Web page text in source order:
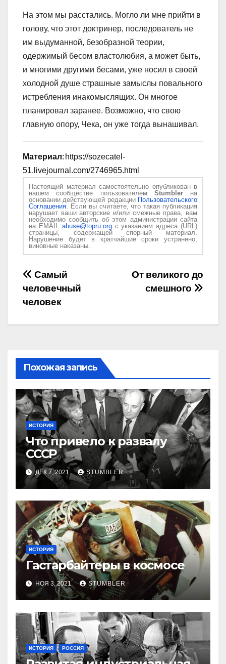
На этом мы расстались. Могло ли мне прийти в
голову, что этот доктринер, последователь не
им выдуманной, безобразной теории,
одержимый бесом властолюбия, а может быть,
и многими другими бесами, уже носил в своей
холодной душе страшные замыслы по­вального
истребления инакомыслящих. Он многое
планировал заранее. Возможно, что свою
главную опору, Чека, он уже тогда вынашивал.
Материал: https://sozecatel-
51.livejournal.com/2746965.html
Настоящий материал самостоятельно опубликован в
нашем сообществе пользователем Stumblerна
основании действующей редакции Пользовательского
Соглашения. Если вы считаете, что такая публикация
нарушает ваши авторские и/или смежные права, вам
необходимо сообщить об этом администрации сайта
на EMAIL abuse@topru.orgс указанием адреса (URL)
страницы, содержащей спорный материал.
Нарушение будет в кратчайшие сроки устранено,
виновные наказаны.
Навигация
по
записям
От великого до
смешного
Самый
человечный
человек
Похожая запись
ИСТОРИЯ
Что привело к развалу
СССР
ДЕК 7, 2021 STUMBLER
ИСТОРИЯ
Гастарбайтеры в космосе
НОЯ 3, 2021 STUMBLER
ИСТОРИЯ РОССИЯ